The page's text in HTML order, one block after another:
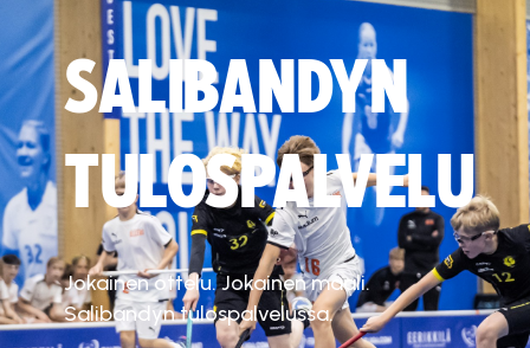
.
Hyväksy markkinointievästeet
SALIBANDYN
TULOSPALVELU
Jokainen ottelu. Jokainen maali.
Salibandyn tulospalvelussa.